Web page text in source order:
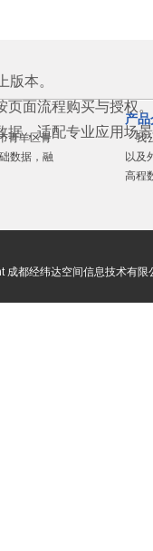
版本。
面流程购买与授权。
据，适配专业应用场
青羊区青
数据，融
产
我公
以及
高程
成都经纬达空间信息技术有限